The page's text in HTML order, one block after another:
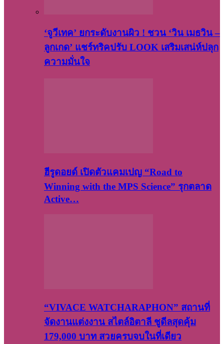
‘จูวีเทค’ ยกระดับงานผิว ! ชวน ‘วิน เมธวิน –
ลูกเกด’ แชร์ทริคปรับ LOOK เสริมเสน่ห์ปลุก
ความมั่นใจ
ฮีรูดอยด์ เปิดตัวแคมเปญ “Road to
Winning with the MPS Science” รุกตลาด
Active…
“VIVACE WATCHARAPHON” สถานที่
จัดงานแต่งงาน สไตล์อิตาลี ชูดีลสุดคุ้ม
179,000 บาท สวยครบจบในที่เดียว